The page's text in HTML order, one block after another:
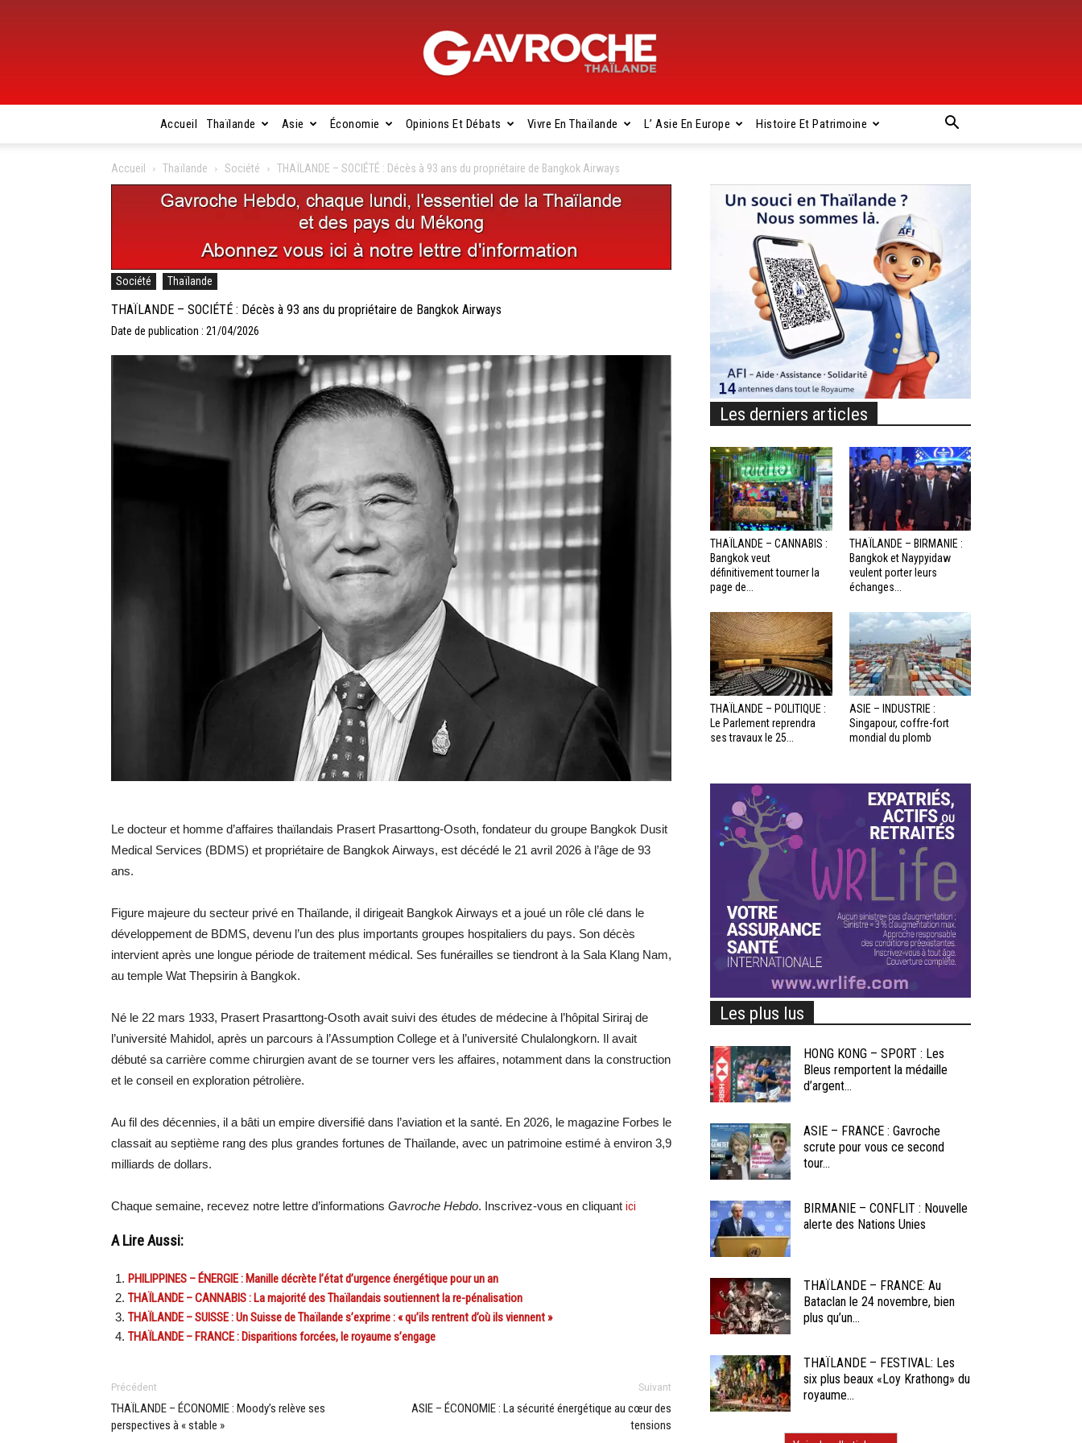
Gavroche
Accueil Thaïlande Asie Économie Opinions Et Débats Vivre En Thaïlande L’ Asie En Europe Histoire Et Patrimoine
Accueil Thaïlande Société THAÏLANDE – SOCIÉTÉ : Décès à 93 ans du propriétaire de Bangkok Airways
Société Thaïlande
THAÏLANDE – SOCIÉTÉ : Décès à 93 ans du propriétaire de Bangkok Airways
Date de publication : 21/04/2026
Le docteur et homme d’affaires thaïlandais Prasert Prasarttong-Osoth, fondateur du groupe Bangkok Dusit
Medical Services (BDMS) et propriétaire de Bangkok Airways, est décédé le 21 avril 2026 à l’âge de 93
ans.
Figure majeure du secteur privé en Thaïlande, il dirigeait Bangkok Airways et a joué un rôle clé dans le
développement de BDMS, devenu l’un des plus importants groupes hospitaliers du pays. Son décès
intervient après une longue période de traitement médical. Ses funérailles se tiendront à la Sala Klang Nam,
au temple Wat Thepsirin à Bangkok.
Né le 22 mars 1933, Prasert Prasarttong-Osoth avait suivi des études de médecine à l’hôpital Siriraj de
l’université Mahidol, après un parcours à l’Assumption College et à l’université Chulalongkorn. Il avait
débuté sa carrière comme chirurgien avant de se tourner vers les affaires, notamment dans la construction
et le conseil en exploration pétrolière.
Au fil des décennies, il a bâti un empire diversifié dans l’aviation et la santé. En 2026, le magazine Forbes le
classait au septième rang des plus grandes fortunes de Thaïlande, avec un patrimoine estimé à environ 3,9
milliards de dollars.
Chaque semaine, recevez notre lettre d’informations Gavroche Hebdo. Inscrivez-vous en cliquant ici
A Lire Aussi:
PHILIPPINES – ÉNERGIE : Manille décrète l’état d’urgence énergétique pour un an
THAÏLANDE – CANNABIS : La majorité des Thaïlandais soutiennent la re-pénalisation
THAÏLANDE – SUISSE : Un Suisse de Thaïlande s’exprime : « qu’ils rentrent d’où ils viennent »
THAÏLANDE – FRANCE : Disparitions forcées, le royaume s’engage
Précédent
THAÏLANDE – ÉCONOMIE : Moody’s relève ses
perspectives à « stable »
Suivant
ASIE – ÉCONOMIE : La sécurité énergétique au cœur des
tensions
Les derniers articles
THAÏLANDE – CANNABIS :
Bangkok veut
définitivement tourner la
page de...
THAÏLANDE – BIRMANIE :
Bangkok et Naypyidaw
veulent porter leurs
échanges...
THAÏLANDE – POLITIQUE :
Le Parlement reprendra
ses travaux le 25...
ASIE – INDUSTRIE :
Singapour, coffre-fort
mondial du plomb
Les plus lus
HONG KONG – SPORT : Les
Bleus remportent la médaille
d’argent...
ASIE – FRANCE : Gavroche
scrute pour vous ce second
tour...
BIRMANIE – CONFLIT : Nouvelle
alerte des Nations Unies
THAÏLANDE – FRANCE: Au
Bataclan le 24 novembre, bien
plus qu’un...
THAÏLANDE – FESTIVAL: Les
six plus beaux «Loy Krathong» du
royaume...